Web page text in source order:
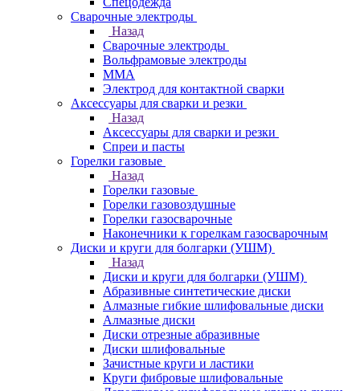
Сварочные электроды
Назад
Сварочные электроды
Вольфрамовые электроды
ММА
Электрод для контактной сварки
Аксессуары для сварки и резки
Назад
Аксессуары для сварки и резки
Спреи и пасты
Горелки газовые
Назад
Горелки газовые
Горелки газовоздушные
Горелки газосварочные
Наконечники к горелкам газосварочным
Диски и круги для болгарки (УШМ)
Назад
Диски и круги для болгарки (УШМ)
Абразивные синтетические диски
Алмазные гибкие шлифовальные диски
Алмазные диски
Диски отрезные абразивные
Диски шлифовальные
Зачистные круги и ластики
Круги фибровые шлифовальные